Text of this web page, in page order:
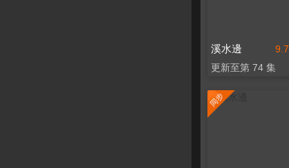
9.7
溪水邊
更新至第 74 集